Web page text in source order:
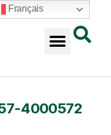
4000572
Français